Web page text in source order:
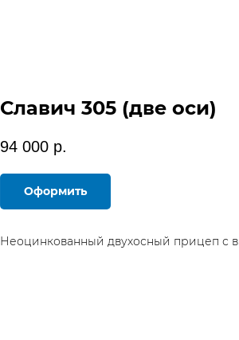
Славич 305 (две оси)
94 000 р.
Оформить
Неоцинкованный двухосный прицеп с